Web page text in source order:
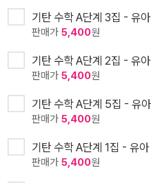
기탄 수학 A단계 3집 - 유
판매가 5,400원
기탄 수학 A단계 2집 - 유
판매가 5,400원
기탄 수학 A단계 5집 - 유
판매가 5,400원
기탄 수학 A단계 1집 - 유
판매가 5,400원